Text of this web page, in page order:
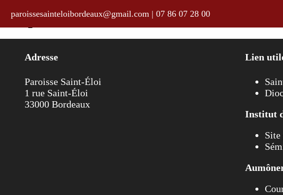
paroissesainteloibordeaux@gmail.com| 07 86 07 28 00
pour la semaine du 8 au 15 octobre
Adresse
Paroisse Saint-Éloi
1 rue Saint-Éloi
33000 Bordeaux
Lien
Institut
Site